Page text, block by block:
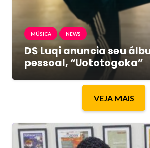
MÚSICA NEWS
D$ Luqi anuncia seu
pessoal, “Uototogoka”
VEJA MAIS